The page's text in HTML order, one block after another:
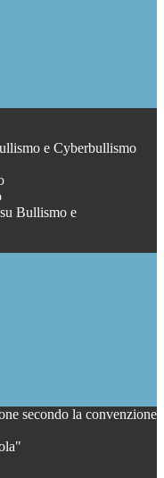
e Cyberbullismo
Bullismo e
secondo la convenzione